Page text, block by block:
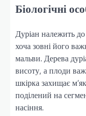
Біологічні
Дуріан належить
хоча зовні його
мальви. Дерева
висоту, а плоди
шкірка захищає
поділений на
насіння.